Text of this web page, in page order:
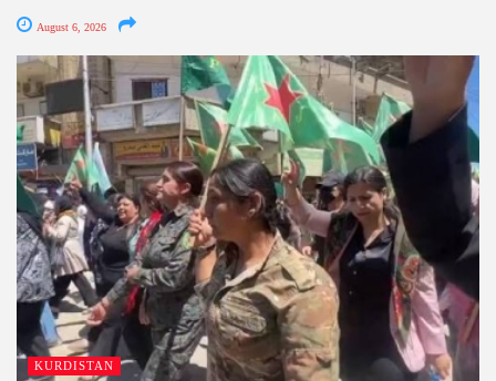
August 6, 2026
KURDISTAN